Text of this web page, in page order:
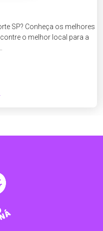
SP? Conheça os melhores
o melhor local para a